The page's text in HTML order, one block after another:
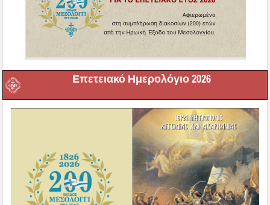
Επετειακό Ημερολόγιο 2026